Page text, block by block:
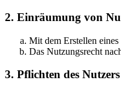
2. Einräumung von
Mit dem Erstellen
Das Nutzungsrecht
3. Pflichten des Nutzers